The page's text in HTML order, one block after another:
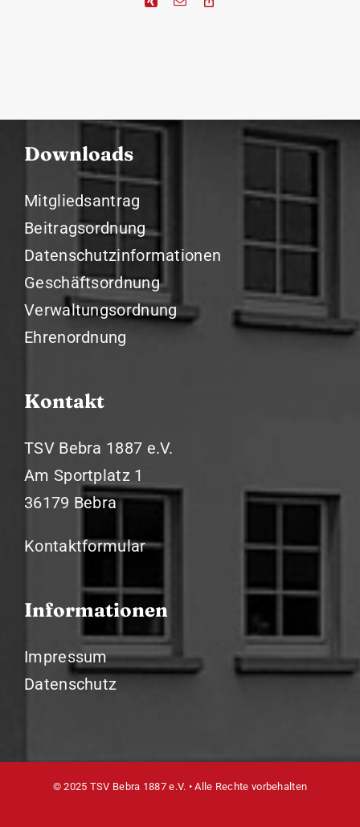
Downloads
Mitgliedsantrag
Beitragsordnung
Datenschutzinformationen
Geschäftsordnung
Verwaltungsordnung
Ehrenordnung
Kontakt
TSV Bebra 1887 e.V.
Am Sportplatz 1
36179 Bebra
Kontaktformular
Informationen
Impressum
Datenschutz
© 2025 TSV Bebra 1887 e.V. • Alle Rechte vorbehalten